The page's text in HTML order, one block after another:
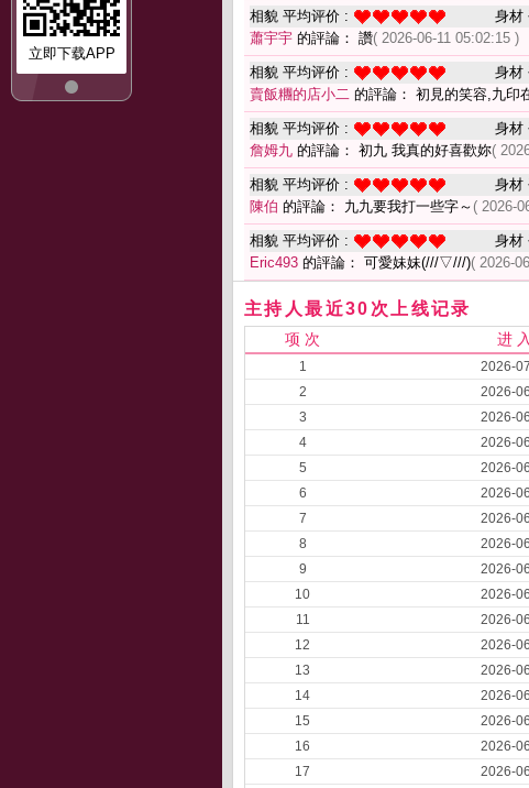
立即下载APP
相貌 平均评价 : 身材
蕭宇宇 的評論： 讚( 2026-06-11 05:02:15 )
相貌 平均评价 : 身材
賣飯糰的店小二 的評論： 初見的笑容,九印
相貌 平均评价 : 身材
詹姆九 的評論： 初九 我真的好喜歡妳(
相貌 平均评价 : 身材
陳伯 的評論： 九九要我打一些字～ ( 2026-
相貌 平均评价 : 身材
Eric493 的評論： 可愛妹妹(///▽///)( 2026-
主持人最近30次上线记录
项 次 进
1 2026-
2
2026-
3
2026-
4
2026-
5
2026-
6
2026-
7
2026-
8
2026-
9
2026-
10
2026-
11
2026-
12
2026-
13
2026-
14
2026-
15
2026-
16
2026-
17
2026-